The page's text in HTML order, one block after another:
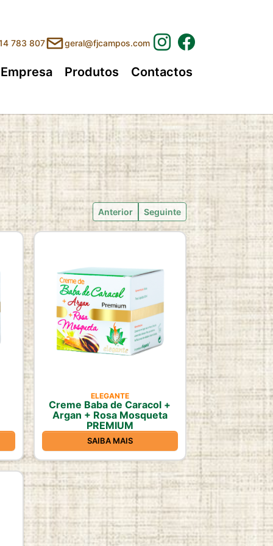
783 807 geral@fjcampos.com
Empresa Produtos(current)
Contactos
Anterior Seguinte
ELEGANTE
Creme Baba de Caracol +
Argan + Rosa Mosqueta
PREMIUM
SAIBA MAIS